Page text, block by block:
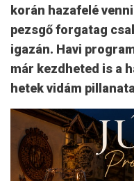
korán hazafelé
pezsgő forgatag
igazán. Havi
már kezdheted is a
hetek vidám